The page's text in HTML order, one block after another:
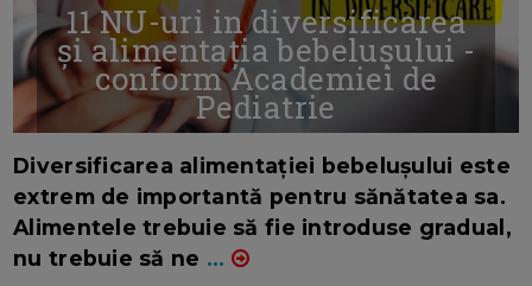
11 NU-uri in diversificarea
și alimentația bebelușului -
conform Academiei de
Pediatrie
Diversificarea alimentației bebelușului este
extrem de importantă pentru sănătatea sa.
Alimentele trebuie să fie introduse gradual,
nu trebuie să ne ...